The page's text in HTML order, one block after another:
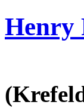
Henry